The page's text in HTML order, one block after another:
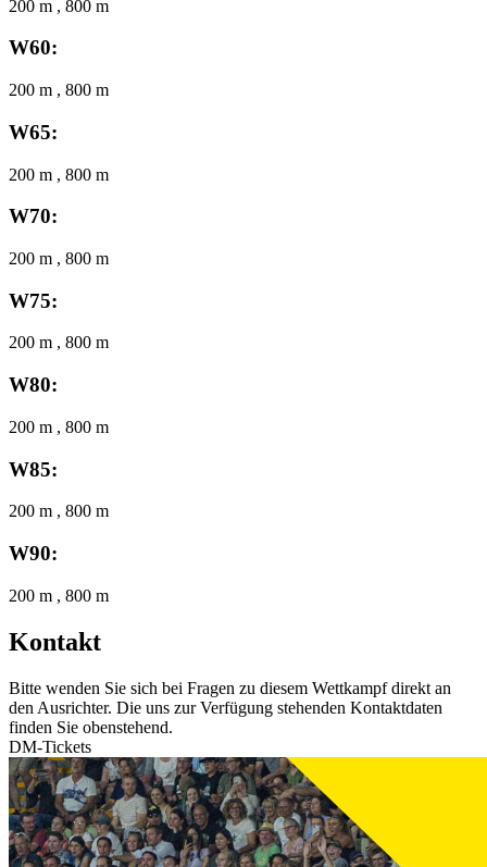
200 m , 800 m
W60:
200 m , 800 m
W65:
200 m , 800 m
W70:
200 m , 800 m
W75:
200 m , 800 m
W80:
200 m , 800 m
W85:
200 m , 800 m
W90:
200 m , 800 m
Kontakt
Bitte wenden Sie sich bei Fragen zu diesem Wettkampf direkt an
den Ausrichter. Die uns zur Verfügung stehenden Kontaktdaten
finden Sie obenstehend.
DM-Tickets